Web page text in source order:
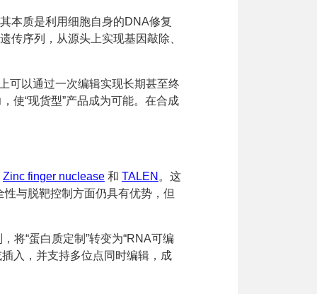
本质是利用细胞自身的DNA修复
传序列，从源头上实现基因敲除、
可以通过一次编辑实现长期甚至终
使“现货型”产品成为可能。在合成
Zinc finger nuclease和 TALEN 。这
与脱靶控制方面仍具有优势，但
将“蛋白质定制”转变为“RNA可编
入，并支持多位点同时编辑，成